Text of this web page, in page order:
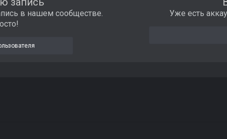
в нашем сообществе.
Уже есть